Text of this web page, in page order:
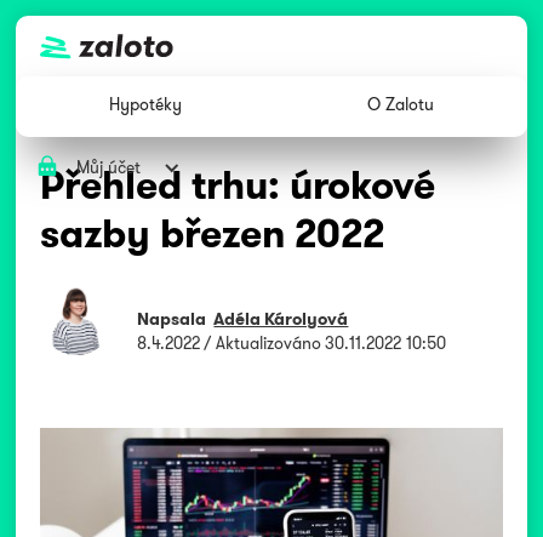
Hypotéky O Zalotu
Můj účet
Přehled trhu: úrokové
sazby březen 2022
Napsala Adéla Károlyová
8.4.2022/ Aktualizováno30.11.2022 10:50